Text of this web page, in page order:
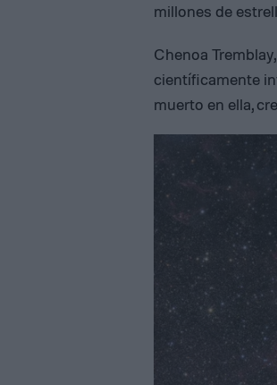
millones de
Chenoa
científicamente
muerto en ella,